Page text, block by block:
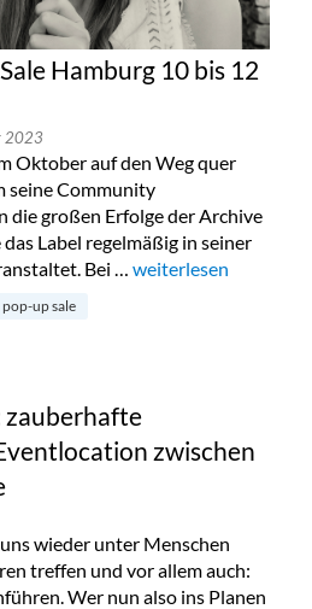
Hamburg 10 bis 12
2023
Oktober auf den Weg quer
seine Community
die großen Erfolge der Archive
Label regelmäßig in seiner
Bei … „Lala Berlin Flash
weiterlesen
pop-up sale
zauberhafte
zwischen
wieder unter Menschen
treffen und vor allem auch:
Wer nun also ins Planen